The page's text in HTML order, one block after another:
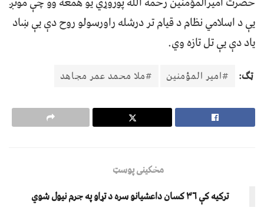
یې د اسلامي نظام د قیام تر درشله راورسولو روح دې یې ښاد
یاد دې یې تل تازه وي.
ټګ: #امیر المؤمنين #ملا محمد عمر مجاهد
مخکینی پوسټ
ترکیه کې ۳۶ کسان داعشیانو سره د تړاو په جرم نیول شوي